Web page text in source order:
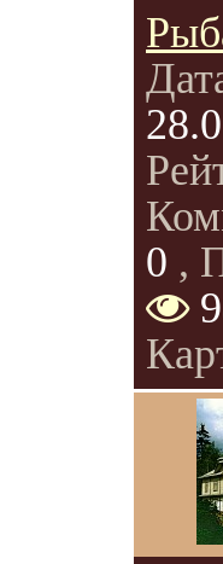
0 ,